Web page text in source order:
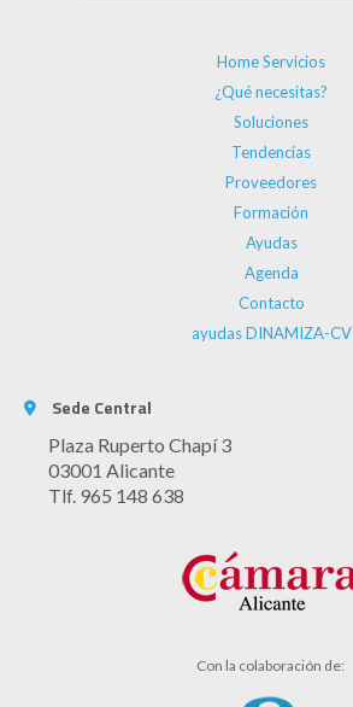
Home Servicios
¿Qué necesitas?
Soluciones
Tendencias
Proveedores
Formación
Ayudas
Agenda
Contacto
ayudas DINAMIZA-CV
Sede Central
Plaza Ruperto Chapí 3
03001 Alicante
Tlf. 965 148 638
Con la colaboración de: